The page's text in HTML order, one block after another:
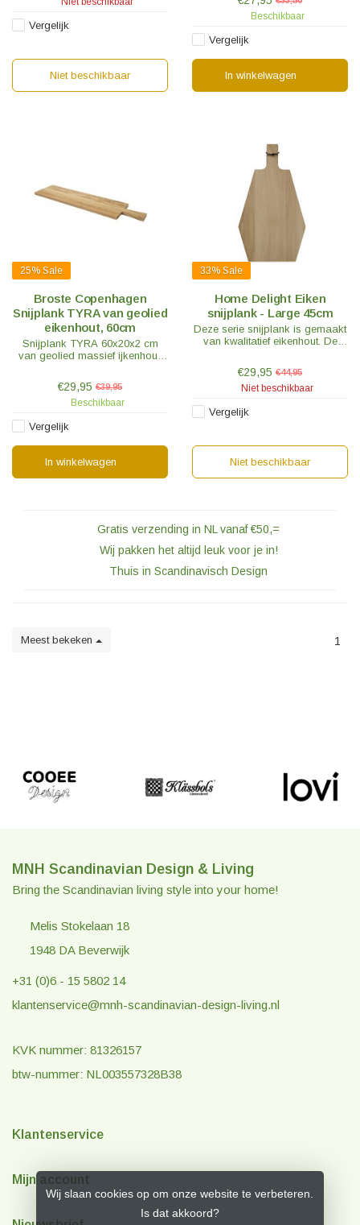
pinda's bij de borrel.
Vergelijk
Niet beschikbaar
keuken.
Beschikbaar
Vergelijk
In winkelwagen
25% Sale
Broste Copenhagen
Snijplank TYRA van geolied
eikenhout, 60cm
Snijplank TYRA 60x20x2 cm
van geolied massief ijkenhout.
de snijplank ook prachtig in de
keuken.
€29,95 €39,95
Beschikbaar
Vergelijk
In winkelwagen
33% Sale
Home Delight Eiken
snijplank - Large 45cm
Deze serie snijplank is gemaakt
van kwalitatief eikenhout. De
praktisch maar staat ook nog
eens heel mooi bij het serveren
van je favoriete hapjes.
€29,95 €44,95
Niet beschikbaar
Vergelijk
Niet beschikbaar
Gratis verzending in NL vanaf €50,=
Wij pakken het altijd leuk voor je in!
Thuis in Scandinavisch Design
Meest bekeken 1
MNH Scandinavian Design & Living
Bring the Scandinavian living style into your home!
Melis Stokelaan 18
1948 DA Beverwijk
+31 (0)6 - 15 5802 14
klantenservice@mnh-scandinavian-design-living.nl
KVK nummer: 81326157
btw-nummer: NL003557328B38
Klantenservice
Mijn account
Wij slaan cookies op om onze website te verbeteren.
Is dat akkoord?